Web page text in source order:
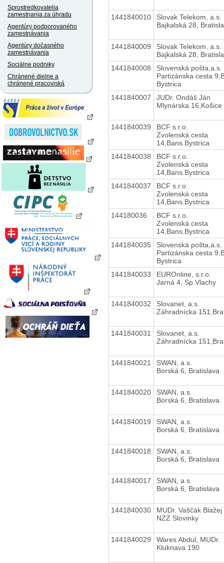
Sprostredkovatelia
zamestnania za úhradu
Agentúry podporovaného
zamestnávania
Agentúry dočasného
zamestnávania
Sociálne podniky
Chránené dielne a
chránené pracoviská
1441840010
Slovak Telekom, a.s.
Bajkalská 28,
1441840009
Slovak Telekom, a.s.
Bajkalská 28,
1441840008
Slovenská pošta,a.s.
Partizánska cesta
Bystrica
1441840007
JUDr. Ondáš Ján
Mlynárska 16,Košice
1441840039
BCF s.r.o.
Zvolenská cesta
14,Bans.Bystrica
1441840038
BCF s.r.o.
Zvolenská cesta
14,Bans.Bystrica
1441840037
BCF s.r.o.
Zvolenská cesta
14,Bans.Bystrica
144180036
BCF s.r.o.
Zvolenská cesta
14,Bans.Bystrica
1441840035
Slovenská pošta,a.s.
Partizánska cesta
Bystrica
1441840033
EUROnline, s.r.o.
Jarná 4, Sp.Vlachy
1441840032
Slovanet, a.s.
Záhradnícka
1441840031
Slovanet, a.s.
Záhradnícka
1441840021
SWAN, a.s.
Borská 6, Bratislava
1441840020
SWAN, a.s.
Borská 6, Bratislava
1441840019
SWAN, a.s.
Borská 6, Bratislava
1441840018
SWAN, a.s.
Borská 6, Bratislava
1441840017
SWAN, a.s.
Borská 6, Bratislava
1441840030
MUDr. Vaščák Blažej
NZZ Slovinky
1441840029
Wares Abdul, MUDr.
Kluknava 190